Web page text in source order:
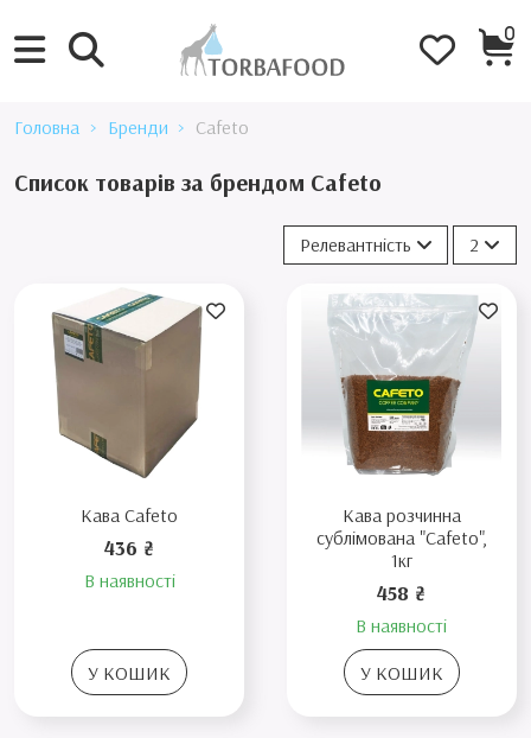
0
Головна Бренди Cafeto
Список товарів за брендом Cafeto
Релевантність 2
Кава Cafeto
436 ₴
В наявності
У КОШИК
Кава розчинна
сублімована "Cafeto",
1кг
458 ₴
В наявності
У КОШИК